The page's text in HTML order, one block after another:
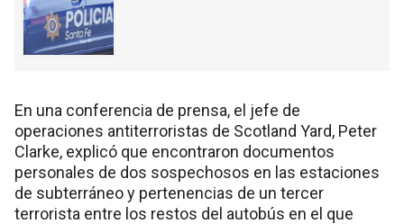
En una conferencia de prensa, el jefe de
operaciones antiterroristas de Scotland Yard, Peter
Clarke, explicó que encontraron documentos
personales de dos sospechosos en las estaciones
de subterráneo y pertenencias de un tercer
terrorista entre los restos del autobús en el que